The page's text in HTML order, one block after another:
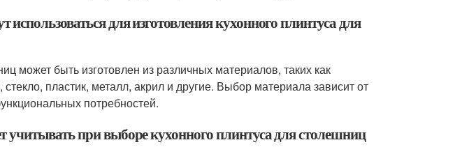
для изготовления кухонного плинтуса для
может быть изготовлен из различных материалов, таких как
пластик, металл, акрил и другие. Выбор материала зависит от
потребностей.
учитывать при выборе кухонного плинтуса для столешниц